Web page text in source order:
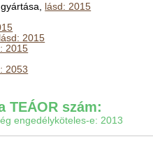
lásd: 2015
lásd: 2015
2015
2053
TEÁOR szám:
engedélyköteles-e: 2013